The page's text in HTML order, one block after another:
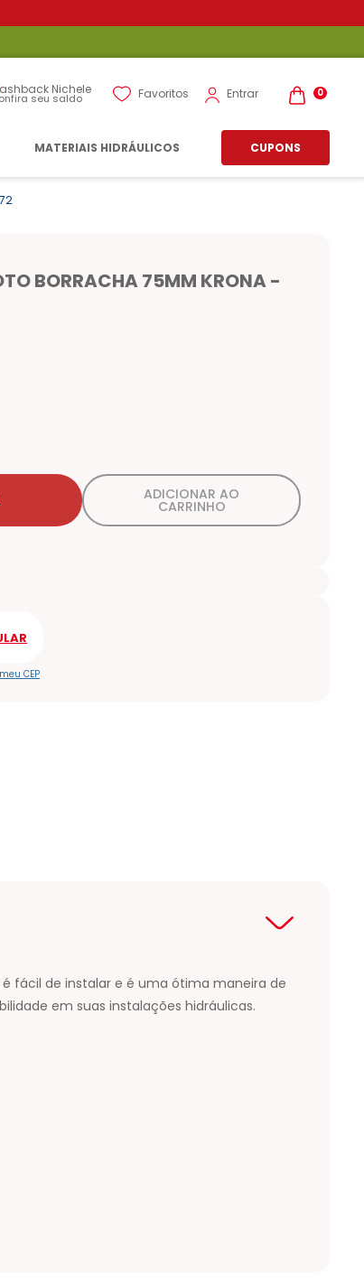
Nichele
seu saldo Favoritos Entrar 0
MATERIAIS HIDRÁULICOS CUPONS
BORRACHA 75MM KRONA -
ADICIONAR AO
CARRINHO
CEP
fácil de instalar e é uma ótima maneira de
em suas instalações hidráulicas.